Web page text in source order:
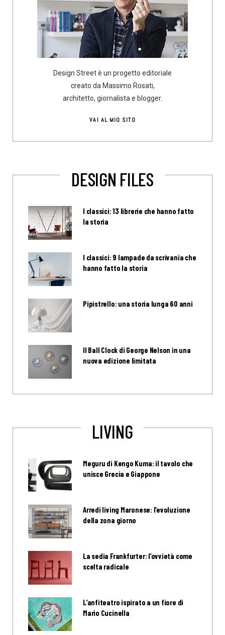
Design Street è un progetto editoriale
creato da Massimo Rosati,
architetto, giornalista e blogger.
VAI AL MIO SITO
DESIGN FILES
I classici: 13 librerie che hanno fatto
la storia
I classici: 9 lampade da scrivania che
hanno fatto la storia
Pipistrello: una storia lunga 60 anni
Il Ball Clock di George Nelson in una
nuova edizione limitata
LIVING
Meguru di Kengo Kuma: il tavolo che
unisce Grecia e Giappone
Arredi living Maronese: l’evoluzione
della zona giorno
La sedia Frankfurter: l’ovvietà come
scelta radicale
L’anfiteatro ispirato a un fiore di
Mario Cucinella